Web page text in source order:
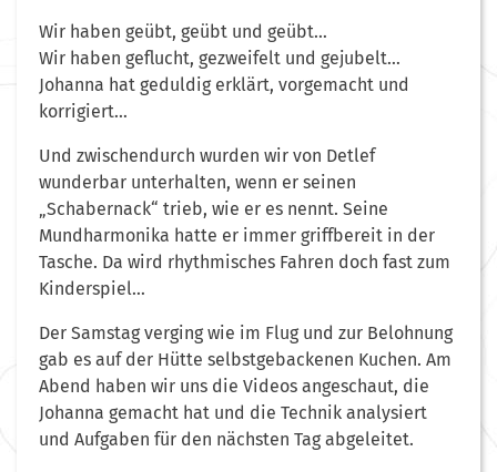
Wir haben geübt, geübt und geübt…
Wir haben geflucht, gezweifelt und gejubelt…
Johanna hat geduldig erklärt, vorgemacht und
korrigiert…
Und zwischendurch wurden wir von Detlef
wunderbar unterhalten, wenn er seinen
„Schabernack“ trieb, wie er es nennt. Seine
Mundharmonika hatte er immer griffbereit in der
Tasche. Da wird rhythmisches Fahren doch fast zum
Kinderspiel…
Der Samstag verging wie im Flug und zur Belohnung
gab es auf der Hütte selbstgebackenen Kuchen. Am
Abend haben wir uns die Videos angeschaut, die
Johanna gemacht hat und die Technik analysiert
und Aufgaben für den nächsten Tag abgeleitet.